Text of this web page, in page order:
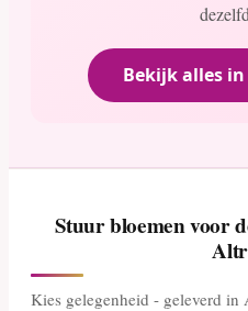
Bekijk alles in
Stuur bloemen voor
Kies gelegenheid - geleverd in